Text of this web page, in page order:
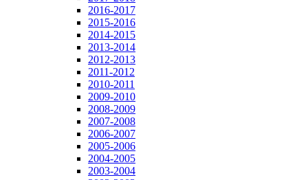
2016-2017
2015-2016
2014-2015
2013-2014
2012-2013
2011-2012
2010-2011
2009-2010
2008-2009
2007-2008
2006-2007
2005-2006
2004-2005
2003-2004